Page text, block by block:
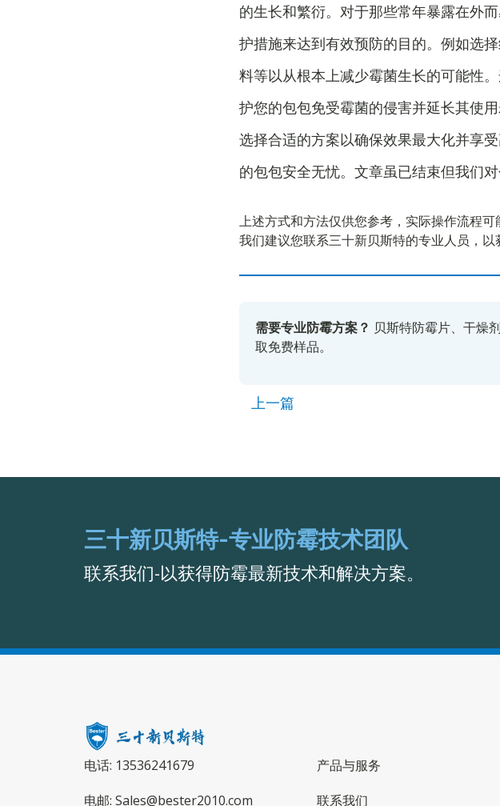
的生长和繁衍。对于那些常年暴露在外
护措施来达到有效预防的目的。例如选
料等以从根本上减少霉菌生长的可能性
护您的包包免受霉菌的侵害并延长其使
选择合适的方案以确保效果最大化并享
的包包安全无忧。文章虽已结束但我们
上述方式和方法仅供您参考，实际操作流程
我们建议您联系三十新贝斯特的专业人员，
需要专业防霉方案？ 贝斯特防霉片、干燥
取免费样品。
上一篇
三十新贝斯特-专业防霉技术团队
联系我们-以获得防霉最新技术和解决方案。
电话: 13536241679
电邮: Sales@bester2010.com
产品与服务
联系我们